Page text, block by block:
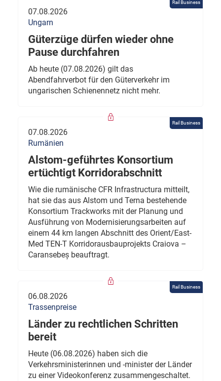
Rail Business
07.08.2026
Ungarn
Güterzüge dürfen wieder ohne
Pause durchfahren
Ab heute (07.08.2026) gilt das
Abendfahrverbot für den Güterverkehr im
ungarischen Schienennetz nicht mehr.
Rail Business
07.08.2026
Rumänien
Alstom-geführtes Konsortium
ertüchtigt Korridorabschnitt
Wie die rumänische CFR Infrastructura mitteilt,
hat sie das aus Alstom und Terna bestehende
Konsortium Trackworks mit der Planung und
Ausführung von Modernisierungsarbeiten auf
einem 44 km langen Abschnitt des Orient/East-
Med TEN-T Korridorausbauprojekts Craiova –
Caransebeș beauftragt.
Rail Business
06.08.2026
Trassenpreise
Länder zu rechtlichen Schritten
bereit
Heute (06.08.2026) haben sich die
Verkehrsministerinnen und -minister der Länder
zu einer Videokonferenz zusammengeschaltet.